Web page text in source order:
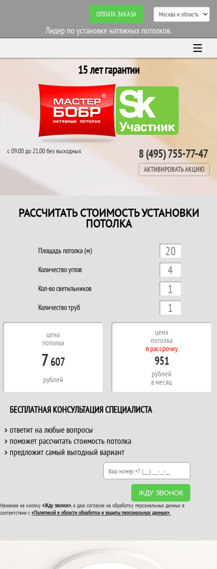
ОПЛАТА ЗАКАЗА
Лидер по установке натяжных потолков.
15 лет гарантии
с 09.00 до 21.00 без выходных 8 (495) 755-77-47
АКТИВИРОВАТЬ АКЦИЮ
РАССЧИТАТЬ СТОИМОСТЬ УСТАНОВКИ
ПОТОЛКА
Площадь потолка (м)
Количество углов
Кол-во светильников
Количество труб
цена
потолка
7 607
рублей
цена
потолка
в рассрочку
951
рублей
в месяц
БЕСПЛАТНАЯ КОНСУЛЬТАЦИЯ СПЕЦИАЛИСТА
ответит на любые вопросы
поможет рассчитать стоимость потолка
предложит самый выгодный вариант
ЖДУ ЗВОНОК
Нажимая на кнопку «Жду звонок», я даю согласие на обработку персональных данных в
соответствии с «Политикой в области обработки и защиты персональных данных».